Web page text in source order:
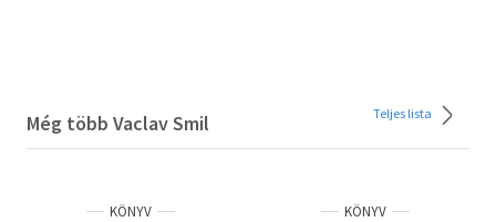
Még több Vaclav Smil Teljes lista
KÖNYV KÖNYV